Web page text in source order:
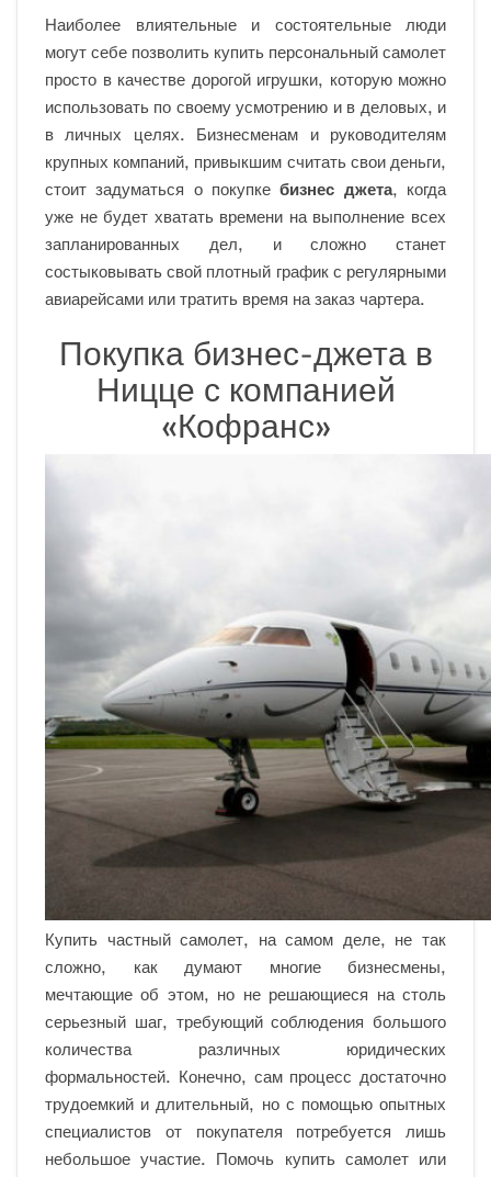
Наиболее влиятельные и состоятельные люди
могут себе позволить купить персональный самолет
просто в качестве дорогой игрушки, которую можно
использовать по своему усмотрению и в деловых, и
в личных целях. Бизнесменам и руководителям
крупных компаний, привыкшим считать свои деньги,
стоит задуматься о покупкебизнес джета, когда
уже не будет хватать времени на выполнение всех
запланированных дел, и сложно станет
состыковывать свой плотный график с регулярными
авиарейсами или тратить время на заказ чартера.
Покупка бизнес-джета в
Ницце с компанией
«Кофранс»
Купить частный самолет, на самом деле, не так
сложно, как думают многие бизнесмены,
мечтающие об этом, но не решающиеся на столь
серьезный шаг, требующий соблюдения большого
количества различных юридических
формальностей. Конечно, сам процесс достаточно
трудоемкий и длительный, но с помощью опытных
специалистов от покупателя потребуется лишь
небольшое участие. Помочь купить самолет или